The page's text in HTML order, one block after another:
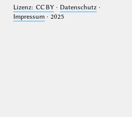
Lizenz: CC BY· Datenschutz·
Impressum· 2025